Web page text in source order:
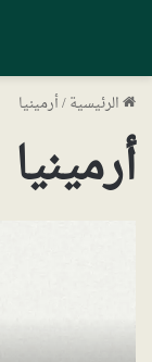
الرئيسية/أرمينيا
أرمينيا